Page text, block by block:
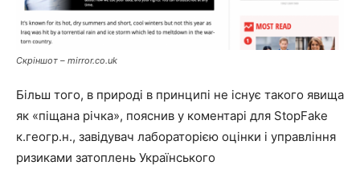
Скріншот – mirror.co.uk
Більш того, в природі в принципі не існує такого явища
як «піщана річка», пояснив у коментарі для StopFake
к.геогр.н., завідувач лабораторією оцінки і управління
ризиками затоплень Українського